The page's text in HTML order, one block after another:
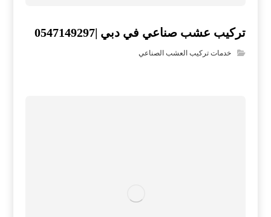
تركيب عشب صناعي في دبي |0547149297
خدمات تركيب العشب الصناعي